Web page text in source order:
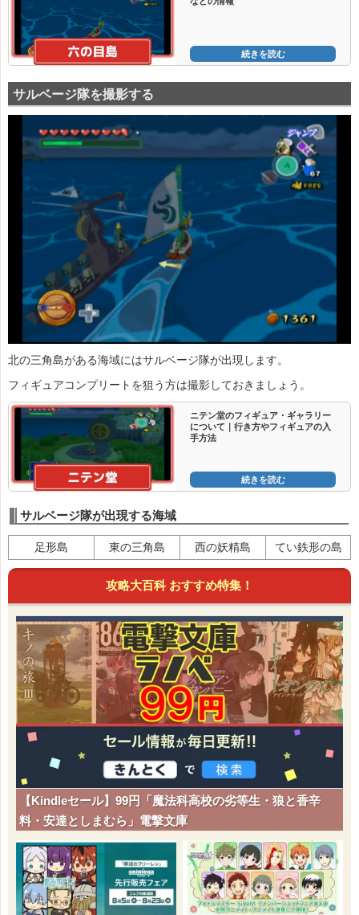
続きを読む
サルベージ隊を撮影する
北の三角島がある海域にはサルベージ隊が出現します。
フィギュアコンプリートを狙う方は撮影しておきましょう。
ニテン堂のフィギュア・ギャラリー
について｜行き方やフィギュアの入
手方法
続きを読む
サルベージ隊が出現する海域
足形島 東の三角島 西の妖精島 てい鉄形の島
攻略大百科 おすすめ特集！
【Kindleセール】99円「魔法科高校の劣等生・狼と香辛
料・安達としまむら」電撃文庫